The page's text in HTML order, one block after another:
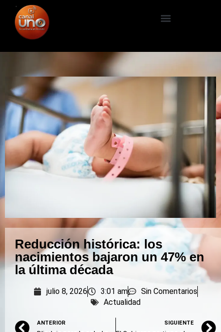
Reducción histórica: los
nacimientos bajaron un 47% en
la última década
julio 8, 2026 3:01 am
Sin Comentarios
Actualidad
ANTERIOR SIGUIENTE